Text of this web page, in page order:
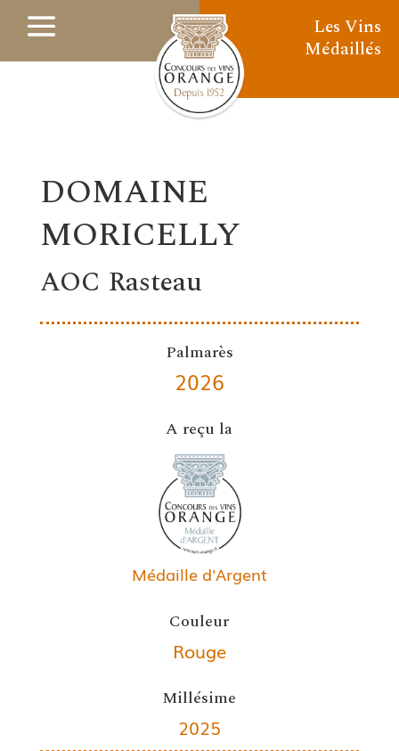
Les Vins
Médaillés
DOMAINE
MORICELLY
AOC Rasteau
Palmarès
2026
A reçu la
Médaille d'Argent
Couleur
Rouge
Millésime
2025